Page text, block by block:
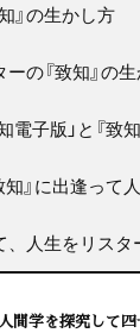
』の生かし方
の『致知』の
電子版」と『致
知』に出逢って
、人生をリスタ
人間学を探究して